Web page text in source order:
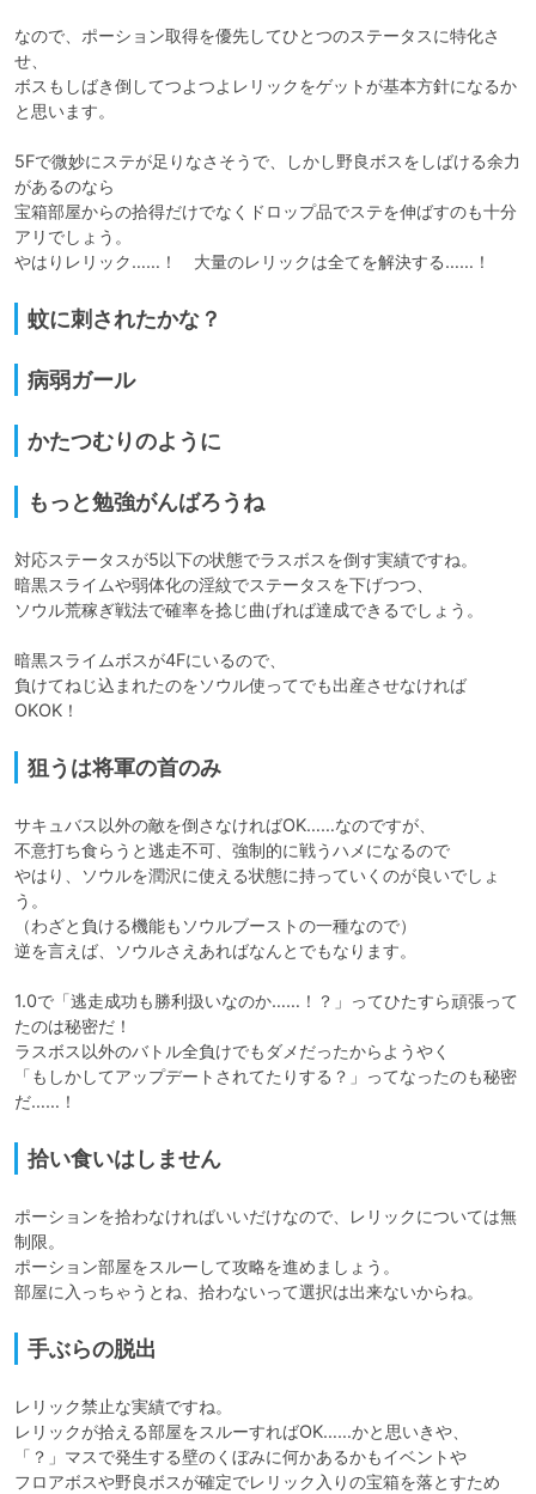
なので、ポーション取得を優先してひとつのステータスに特化さ
せ、
ボスもしばき倒してつよつよレリックをゲットが基本方針になるか
と思います。
5Fで微妙にステが足りなさそうで、しかし野良ボスをしばける余力
があるのなら
宝箱部屋からの拾得だけでなくドロップ品でステを伸ばすのも十分
アリでしょう。
やはりレリック……！　大量のレリックは全てを解決する……！
蚊に刺されたかな？
病弱ガール
かたつむりのように
もっと勉強がんばろうね
対応ステータスが5以下の状態でラスボスを倒す実績ですね。
暗黒スライムや弱体化の淫紋でステータスを下げつつ、
ソウル荒稼ぎ戦法で確率を捻じ曲げれば達成できるでしょう。
暗黒スライムボスが4Fにいるので、
負けてねじ込まれたのをソウル使ってでも出産させなければ
OKOK！
狙うは将軍の首のみ
サキュバス以外の敵を倒さなければOK……なのですが、
不意打ち食らうと逃走不可、強制的に戦うハメになるので
やはり、ソウルを潤沢に使える状態に持っていくのが良いでしょ
う。
（わざと負ける機能もソウルブーストの一種なので）
逆を言えば、ソウルさえあればなんとでもなります。
1.0で「逃走成功も勝利扱いなのか……！？」ってひたすら頑張って
たのは秘密だ！
ラスボス以外のバトル全負けでもダメだったからようやく
「もしかしてアップデートされてたりする？」ってなったのも秘密
だ……！
拾い食いはしません
ポーションを拾わなければいいだけなので、レリックについては無
制限。
ポーション部屋をスルーして攻略を進めましょう。
部屋に入っちゃうとね、拾わないって選択は出来ないからね。
手ぶらの脱出
レリック禁止な実績ですね。
レリックが拾える部屋をスルーすればOK……かと思いきや、
「？」マスで発生する壁のくぼみに何かあるかもイベントや
フロアボスや野良ボスが確定でレリック入りの宝箱を落とすため